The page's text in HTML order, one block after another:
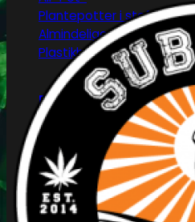
Plantepotter i stof
Almindelige plantepotter
Plastikbakker
Reflektorer & tilbehør
HPS/MH/CFL
Refleksivt mylar/folie
Forspiring og plantestart